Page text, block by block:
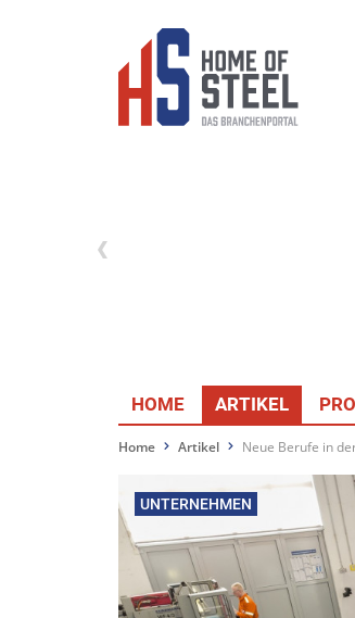
HOME ARTIKEL
Home Artikel Neue Berufe in
UNTERNEHMEN